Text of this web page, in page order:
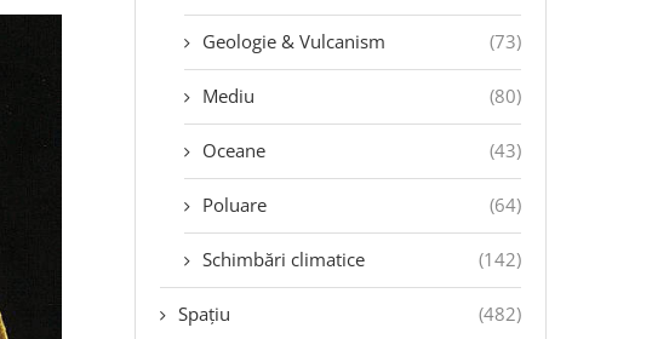
Geologie & Vulcanism (73)
Mediu (80)
Oceane (43)
Poluare (64)
Schimbări climatice (142)
Spațiu (482)